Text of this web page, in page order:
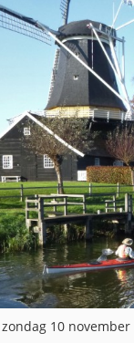
10 november